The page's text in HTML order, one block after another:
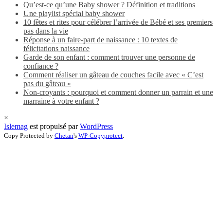
Qu’est-ce qu’une Baby shower ? Définition et traditions
Une playlist spécial baby shower
10 fêtes et rites pour célébrer l’arrivée de Bébé et ses premiers
pas dans la vie
Réponse à un faire-part de naissance : 10 textes de
félicitations naissance
Garde de son enfant : comment trouver une personne de
confiance ?
Comment réaliser un gâteau de couches facile avec « C’est
pas du gâteau »
Non-croyants : pourquoi et comment donner un parrain et une
marraine à votre enfant ?
×
Islemag est propulsé parWordPress
Copy Protected by Chetan's WP-Copyprotect.